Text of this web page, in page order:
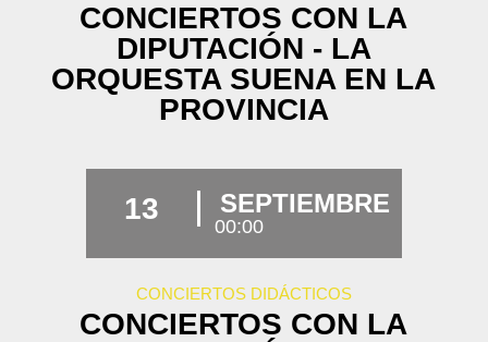
CONCIERTOS CON LA
DIPUTACIÓN - LA
ORQUESTA SUENA EN LA
PROVINCIA
13 SEPTIEMBRE
00:00
CONCIERTOS DIDÁCTICOS
CONCIERTOS CON LA